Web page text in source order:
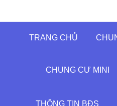
TRANG CHỦ
CHUNG CƯ MINI
THÔNG TIN BĐS